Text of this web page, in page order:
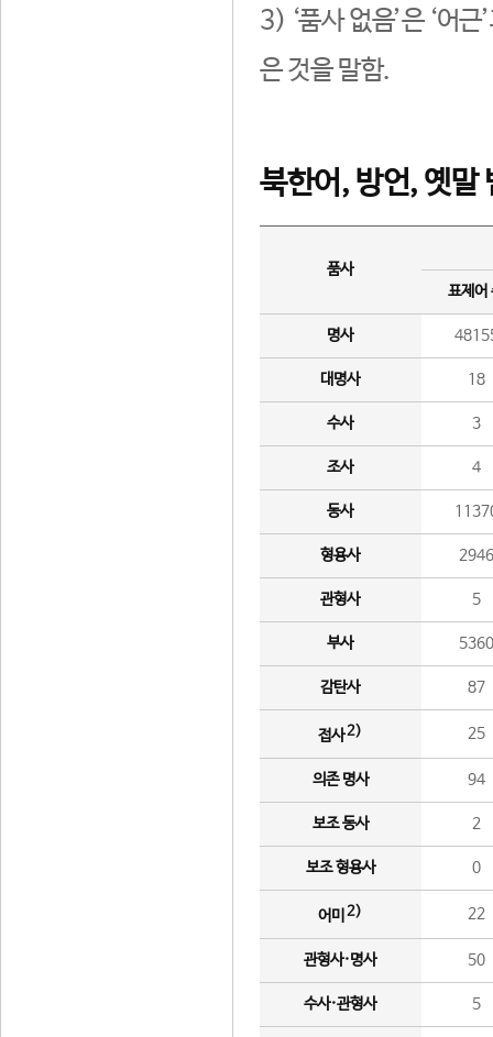
3) ‘품사 없음’은 ‘어
은 것을 말함.
북한어, 방언, 옛말
품사
표제어
명사
대명사 18
수사 3
조사 4
동사
형용사 2946
관형사 5
부사 5360
감탄사 87
접사2) 25
의존 명사 94
보조 동사 2
보조 형용사 0
어미 2) 22
관형사·명사 50
수사·관형사 5